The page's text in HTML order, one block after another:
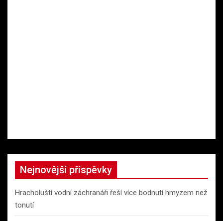
Nejnovější příspěvky
Hracholuští vodní záchranáři řeší více bodnutí hmyzem než
tonutí